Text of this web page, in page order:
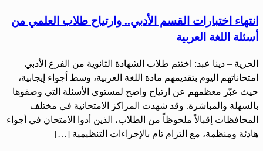
انتهاء اختبارات القسم الأدبي.. وارتياح طلاب العلمي من
أسئلة اللغة العربية
الحرية – دينا عبد: اختتم طلاب الشهادة الثانوية من الفرع الأدبي
امتحاناتهم اليوم بتقديمهم مادة اللغة العربية، وسط أجواء إيجابية،
حيث عبّر معظمهم عن ارتياح واضح لمستوى الأسئلة التي وصفوها
بالسهلة والمباشرة. وقد شهدت المراكز الامتحانية في مختلف
المحافظات إقبالاً ملحوظاً من الطلاب، الذين أدوا الامتحان في أجواء
هادئة ومنظمة، مع التزام تام بالإجراءات التنظيمية […]